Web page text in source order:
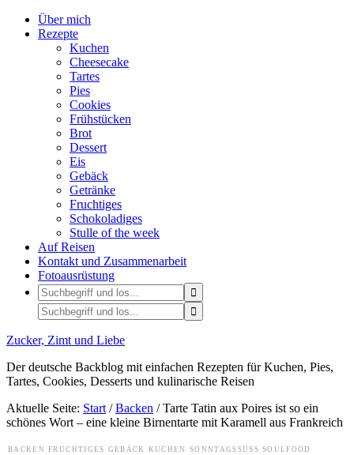
Über mich
Rezepte
Kuchen
Cheesecake
Tartes
Pies
Cookies
Frühstücken
Brot
Dessert
Eis
Gebäck
Getränke
Fruchtiges
Schokoladiges
Stulle of the week
Auf Reisen
Kontakt und Zusammenarbeit
Fotoausrüstung
Zucker, Zimt und Liebe
Der deutsche Backblog mit einfachen Rezepten für Kuchen, Pies,
Tartes, Cookies, Desserts und kulinarische Reisen
Aktuelle Seite: Start / Backen /Tarte Tatin aux Poires ist so ein
schönes Wort – eine kleine Birnentarte mit Karamell aus Frankreich
BACKEN FRUCHTIGES GEBÄCK KUCHEN SONNTAGSSÜSS
SOULFOOD